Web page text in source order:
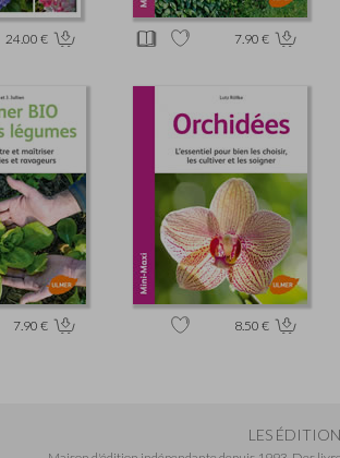
24.00 € 7.90 €
7.90 € 8.50 €
LES